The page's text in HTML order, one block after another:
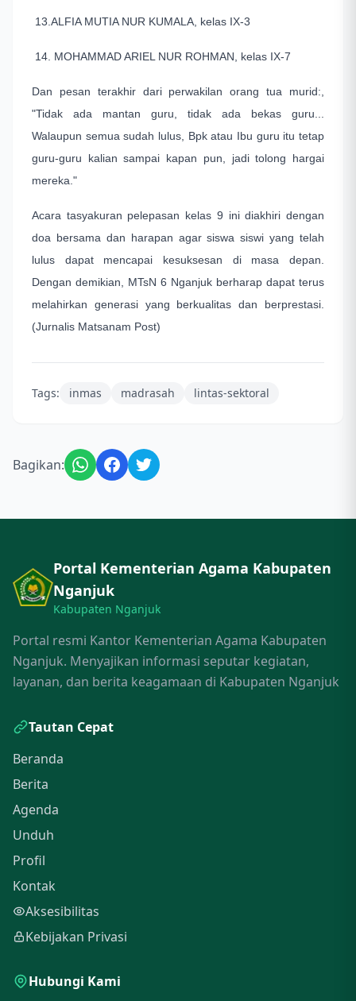
13.ALFIA MUTIA NUR KUMALA, kelas IX-3
14. MOHAMMAD ARIEL NUR ROHMAN, kelas IX-7
Dan pesan terakhir dari perwakilan orang tua murid:,
"Tidak ada mantan guru, tidak ada bekas guru...
Walaupun semua sudah lulus, Bpk atau Ibu guru itu tetap
guru-guru kalian sampai kapan pun, jadi tolong hargai
mereka."
Acara tasyakuran pelepasan kelas 9 ini diakhiri dengan
doa bersama dan harapan agar siswa siswi yang telah
lulus dapat mencapai kesuksesan di masa depan.
Dengan demikian, MTsN 6 Nganjuk berharap dapat terus
melahirkan generasi yang berkualitas dan berprestasi.
(Jurnalis Matsanam Post)
Tags: inmas madrasah lintas-sektoral
Bagikan:
Portal Kementerian Agama Kabupaten
Nganjuk
Kabupaten Nganjuk
Portal resmi Kantor Kementerian Agama Kabupaten
Nganjuk. Menyajikan informasi seputar kegiatan,
layanan, dan berita keagamaan di Kabupaten Nganjuk
Tautan Cepat
Beranda
Berita
Agenda
Unduh
Profil
Kontak
Aksesibilitas
Kebijakan Privasi
Hubungi Kami